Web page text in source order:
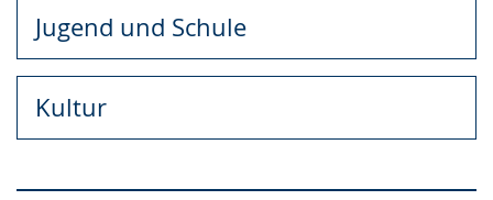
Jugend und Schule
Kultur